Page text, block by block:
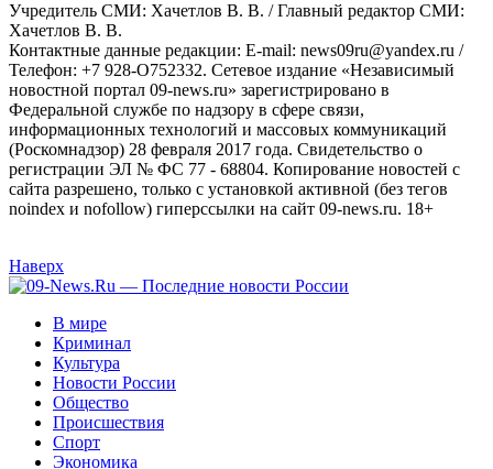
Учредитель СМИ: Хaчeтлoв B. B. / Главный редактор СМИ:
Хaчeтлoв B. B.
Контактные данные редакции: E-mail: news09ru@yandex.ru /
Телефон: +7 928-O752332. Сетевое издание «Независимый
новостной портал 09-news.ru» зарегистрировано в
Федеральной службе по надзору в сфере связи,
информационных технологий и массовых коммуникаций
(Роскомнадзор) 28 февраля 2017 года. Свидетельство о
регистрации ЭЛ № ФС 77 - 68804. Копирование новостей с
сайта разрешено, только с установкой активной (без тегов
noindex и nofollow) гиперссылки на сайт 09-news.ru. 18+
Наверх
В мире
Криминал
Культура
Новости России
Общество
Происшествия
Спорт
Экономика